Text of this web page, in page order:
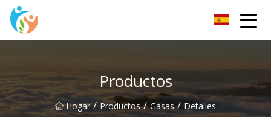
Productos
Hogar / Productos / Gasas / Detalles